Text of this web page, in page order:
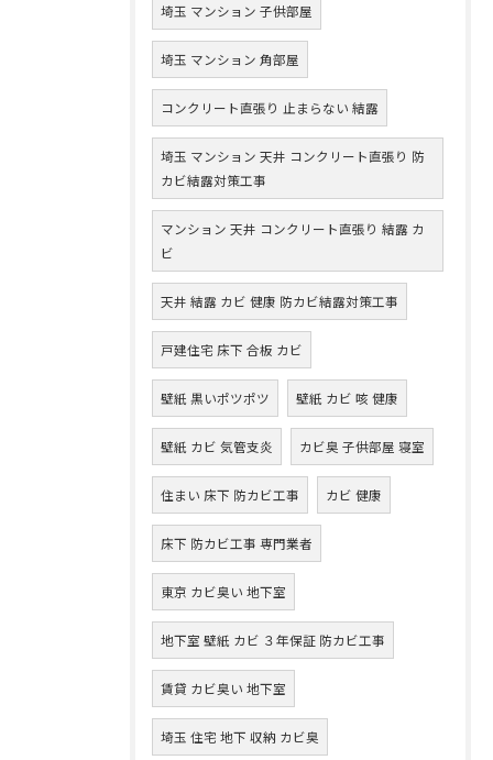
埼玉 マンション 子供部屋
埼玉 マンション 角部屋
コンクリート直張り 止まらない 結露
埼玉 マンション 天井 コンクリート直張り 防
カビ結露対策工事
マンション 天井 コンクリート直張り 結露 カ
ビ
天井 結露 カビ 健康 防カビ結露対策工事
戸建住宅 床下 合板 カビ
壁紙 黒いポツポツ 壁紙 カビ 咳 健康
壁紙 カビ 気管支炎 カビ臭 子供部屋 寝室
住まい 床下 防カビ工事 カビ 健康
床下 防カビ工事 専門業者
東京 カビ臭い 地下室
地下室 壁紙 カビ ３年保証 防カビ工事
賃貸 カビ臭い 地下室
埼玉 住宅 地下 収納 カビ臭